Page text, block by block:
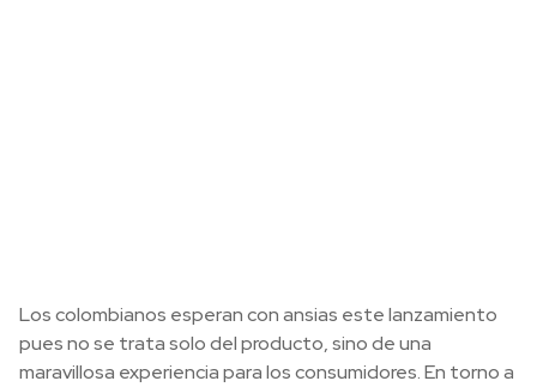
Los colombianos esperan con ansias este lanzamiento
pues no se trata solo del producto, sino de una
maravillosa experiencia para los consumidores. En torno a